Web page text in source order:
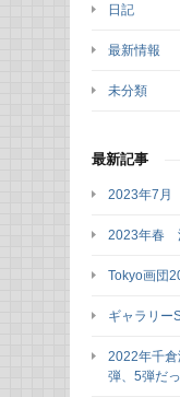
日記
最新情報
未分類
最新記事
2023年7月
2023年春
Tokyo画団
ギャラリー
2022年千
弾、5弾だっ